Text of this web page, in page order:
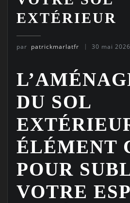
EXTÉRIEUR
par patrickmarlatfr 30 mai 2026
DU SOL
ÉLÉMENT
POUR
VOTRE